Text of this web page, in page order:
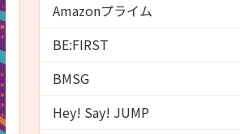
Amazonプライム
BE:FIRST
BMSG
Hey! Say! JUMP